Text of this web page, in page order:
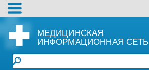
МЕДИЦИНСКАЯ
ИНФОРМАЦИОННАЯ СЕТЬ